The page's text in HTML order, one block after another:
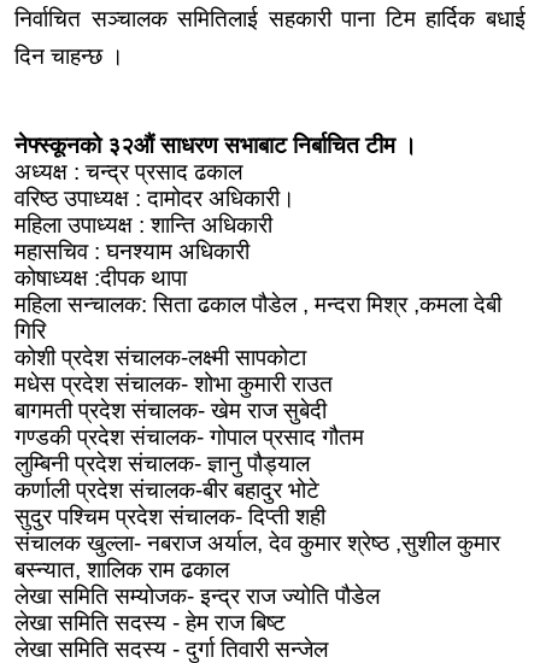
निर्वाचित सञ्चालक समितिलाई सहकारी पाना टिम हार्दिक बधाई
दिन चाहन्छ ।
नेफ्स्कूनको ३२औं साधरण सभाबाट निर्बाचित टीम ।
अध्यक्ष : चन्द्र प्रसाद ढकाल
वरिष्ठ उपाध्यक्ष : दामोदर अधिकारी।
महिला उपाध्यक्ष : शान्ति अधिकारी
महासचिव : घनश्याम अधिकारी
कोषाध्यक्ष :दीपक थापा
महिला सन्चालक: सिता ढकाल पौडेल , मन्दरा मिश्र ,कमला देबी
गिरि
कोशी प्रदेश संचालक-लक्ष्मी सापकोटा
मधेस प्रदेश संचालक- शोभा कुमारी राउत
बागमती प्रदेश संचालक- खेम राज सुबेदी
गण्डकी प्रदेश संचालक- गोपाल प्रसाद गौतम
लुम्बिनी प्रदेश संचालक- ज्ञानु पौड्याल
कर्णाली प्रदेश संचालक-बीर बहादुर भोटे
सुदुर पश्चिम प्रदेश संचालक- दिप्ती शही
संचालक खुल्ला- नबराज अर्याल, देव कुमार श्रेष्ठ ,सुशील कुमार
बस्न्यात, शालिक राम ढकाल
लेखा समिति सम्योजक- इन्द्र राज ज्योति पौडेल
लेखा समिति सदस्य - हेम राज बिष्ट
लेखा समिति सदस्य - दुर्गा तिवारी सन्जेल